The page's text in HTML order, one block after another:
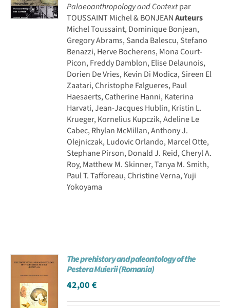
Palaeoanthropology and Contextpar
TOUSSAINT Michel & BONJEANAuteurs
Michel Toussaint, Dominique Bonjean,
Gregory Abrams, Sanda Balescu, Stefano
Benazzi, Herve Bocherens, Mona Court-
Picon, Freddy Damblon, Elise Delaunois,
Dorien De Vries, Kevin Di Modica, Sireen El
Zaatari, Christophe Falgueres, Paul
Haesaerts, Catherine Hanni, Katerina
Harvati, Jean-Jacques Hublin, Kristin L.
Krueger, Kornelius Kupczik, Adeline Le
Cabec, Rhylan McMillan, Anthony J.
Olejniczak, Ludovic Orlando, Marcel Otte,
Stephane Pirson, Donald J. Reid, Cheryl A.
Roy, Matthew M. Skinner, Tanya M. Smith,
Paul T. Tafforeau, Christine Verna, Yuji
Yokoyama
The prehistory and paleontology of the
Pestera Muierii (Romania)
42,00€